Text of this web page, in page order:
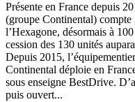
Présente en France depuis
(groupe Continental) compte
l’Hexagone, désormais à
cession des 130 unités
Depuis 2015,
Continental déploie en
sous enseigne BestDrive.
puis ouvert...